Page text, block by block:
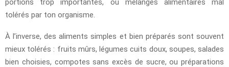
tolérés par ton organisme.
À l’inverse, des aliments simples et bien préparés sont souvent
mieux tolérés : fruits mûrs, légumes cuits doux, soupes, salades
bien choisies, compotes sans excès de sucre, ou préparations